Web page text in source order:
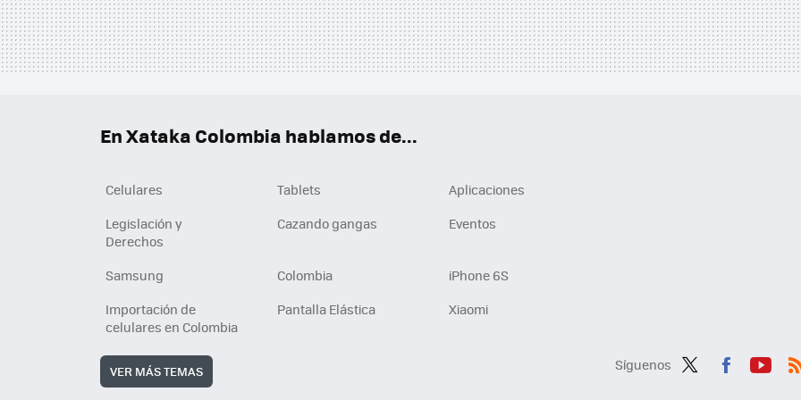
Síguenos
En Xataka Colombia hablamos de...
Celulares Tablets
Aplicaciones
Legislación y
Derechos
Cazando gangas Eventos
Samsung Colombia
iPhone 6S
Importación de
celulares en Colombia
Pantalla Elástica Xiaomi
VER MÁS TEMAS